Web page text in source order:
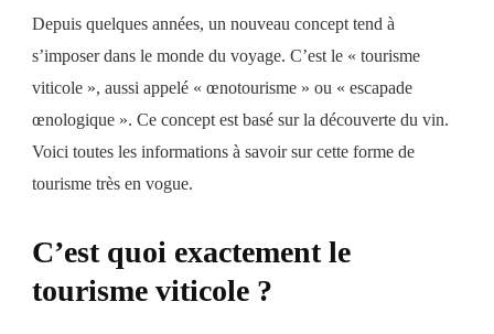
Depuis quelques années, un nouveau concept tend à
s’imposer dans le monde du voyage. C’est le « tourisme
viticole », aussi appelé « œnotourisme » ou « escapade
œnologique ». Ce concept est basé sur la découverte du vin.
Voici toutes les informations à savoir sur cette forme de
tourisme très en vogue.
C’est quoi exactement le
tourisme viticole ?